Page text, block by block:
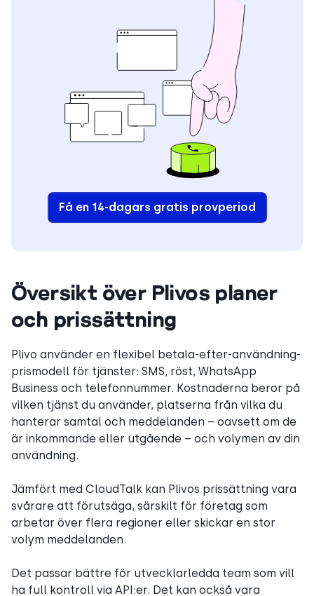
Få en 14-dagars gratis provperiod
Översikt över Plivos planer
och prissättning
Plivo använder en flexibel betala-efter-användning-
prismodell för tjänster: SMS, röst, WhatsApp
Business och telefonnummer. Kostnaderna beror på
vilken tjänst du använder, platserna från vilka du
hanterar samtal och meddelanden – oavsett om de
är inkommande eller utgående – och volymen av din
användning.
Jämfört med CloudTalk kan Plivos prissättning vara
svårare att förutsäga, särskilt för företag som
arbetar över flera regioner eller skickar en stor
volym meddelanden.
Det passar bättre för utvecklarledda team som vill
ha full kontroll via API:er. Det kan också vara